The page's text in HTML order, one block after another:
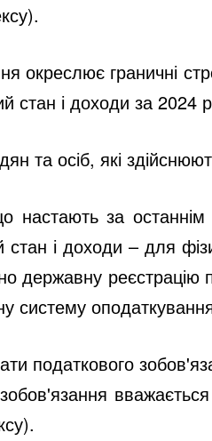
окреслює граничні
стан і доходи за 2024
та осіб, які
за останнім
і доходи – для
державну реєстрацію
систему
податкового